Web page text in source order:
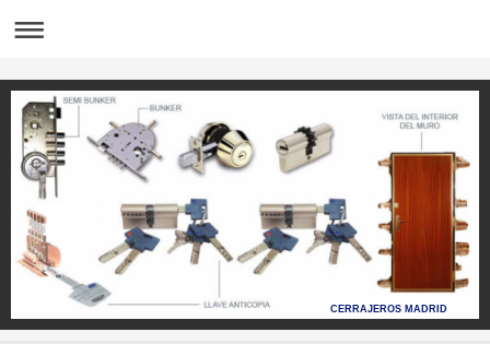
CERRAJEROS MADRID